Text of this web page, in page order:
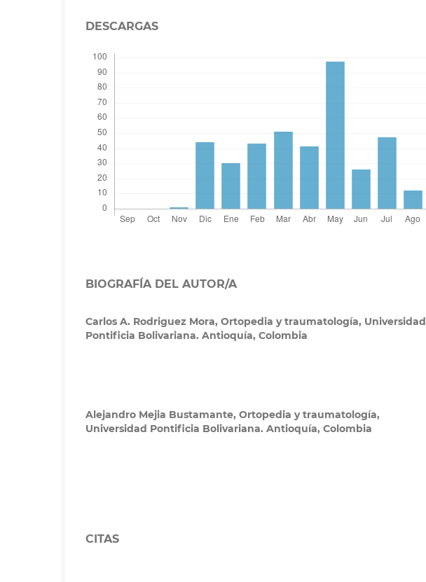
DESCARGAS
BIOGRAFÍA DEL AUTOR/A
Carlos A. Rodriguez Mora, Ortopedia y traumatología, Universidad
Pontificia Bolivariana. Antioquía, Colombia
Alejandro Mejia Bustamante, Ortopedia y traumatología,
Universidad Pontificia Bolivariana. Antioquía, Colombia
CITAS